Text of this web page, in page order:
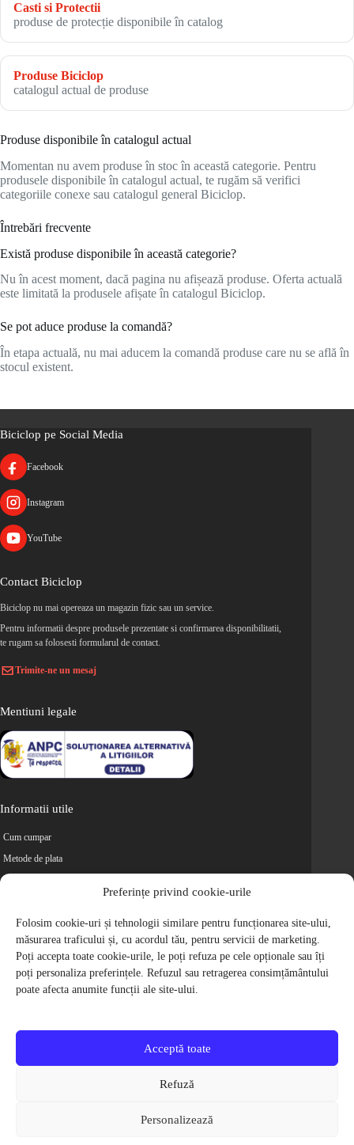
Preferințe privind cookie-urile
Folosim cookie-uri și tehnologii similare pentru funcționarea site-ului,
măsurarea traficului și, cu acordul tău, pentru servicii de marketing.
Poți accepta toate cookie-urile, le poți refuza pe cele opționale sau îți
poți personaliza preferințele. Refuzul sau retragerea consimțământului
poate afecta anumite funcții ale site-ului.
Acceptă toate
Refuză
Personalizează
Casti si Protectii
produse de protecție disponibile în catalog
Produse Biciclop
catalogul actual de produse
Produse disponibile în catalogul actual
Momentan nu avem produse în stoc în această categorie. Pentru
produsele disponibile în catalogul actual, te rugăm să verifici
categoriile conexe sau catalogul general Biciclop.
Întrebări frecvente
Există produse disponibile în această categorie?
Nu în acest moment, dacă pagina nu afișează produse. Oferta actuală
este limitată la produsele afișate în catalogul Biciclop.
Se pot aduce produse la comandă?
În etapa actuală, nu mai aducem la comandă produse care nu se află în
stocul existent.
Biciclop pe Social Media
Facebook
Instagram
YouTube
Contact Biciclop
Biciclop nu mai opereaza un magazin fizic sau un service.
Pentru informatii despre produsele prezentate si confirmarea disponibilitatii,
te rugam sa folosesti formularul de contact.
Trimite-ne un mesaj
Mentiuni legale
Informatii utile
Cum cumpar
Metode de plata
Retur
Cariere
Politica de Confidentialitate
Politica de cookie-uri